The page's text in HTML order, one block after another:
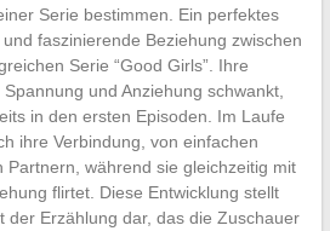
Serie bestimmen. Ein perfektes
faszinierende Beziehung zwischen
Serie “Good Girls”. Ihre
und Anziehung schwankt,
in den ersten Episoden. Im Laufe
ihre Verbindung, von einfachen
Partnern, während sie gleichzeitig mit
flirtet. Diese Entwicklung stellt
der Erzählung dar, das die Zuschauer